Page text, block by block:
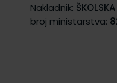
Nakladnik:
broj ministarstva: